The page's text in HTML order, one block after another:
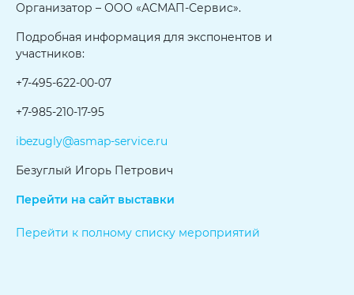
Организатор – ООО «АСМАП-Сервис».
Подробная информация для экспонентов и
участников:
+7-495-622-00-07
+7-985-210-17-95
ibezugly@asmap-service.ru
Безуглый Игорь Петрович
Перейти на сайт выставки
Перейти к полному списку мероприятий